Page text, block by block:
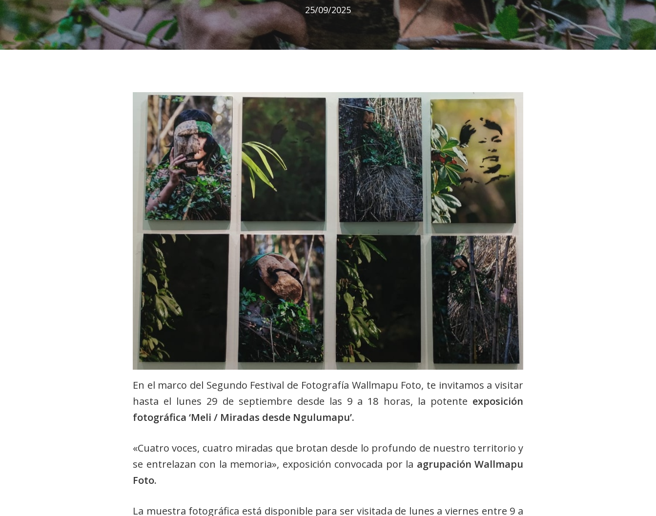
Hit enter to search or ESC to close
25/09/2025
En el marco del Segundo Festival de Fotografía Wallmapu Foto, te invitamos a visitar
hasta el lunes 29 de septiembre desde las 9 a 18 horas, la potente exposición
fotográfica ‘Meli / Miradas desde Ngulumapu’.
«Cuatro voces, cuatro miradas que brotan desde lo profundo de nuestro territorio y
se entrelazan con la memoria», exposición convocada por la agrupación Wallmapu
Foto.
La muestra fotográfica está disponible para ser visitada de lunes a viernes entre 9 a